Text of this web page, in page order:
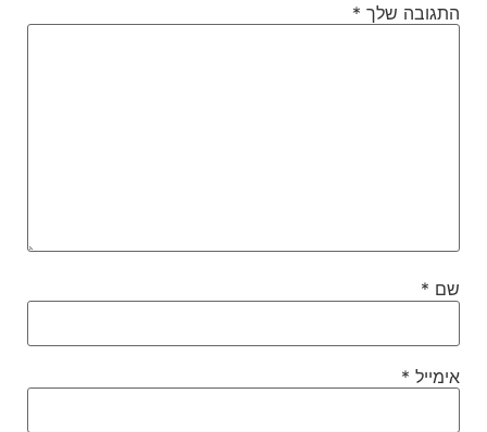
התגובה שלך *
שם *
אימייל *